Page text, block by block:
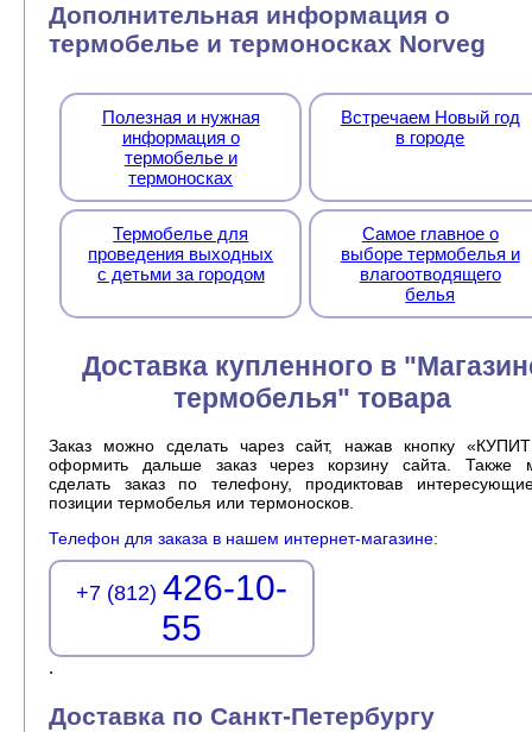
Дополнительная информация о
термобелье и термоносках Norveg
Полезная и нужная
информация о
термобелье и
термоносках
Встречаем Новый год
в городе
Термобелье для
проведения выходных
с детьми за городом
Самое главное о
выборе термобелья и
влагоотводящего
белья
Доставка купленного в
термобелья" товара
Заказ можно сделать чарез сайт, нажав кнопку
оформить дальше заказ через корзину сайта. Также
сделать заказ по телефону, продиктовав
позиции термобелья или термоносков.
Телефон для заказа в нашем интернет-магазине:
+7 (812) 426-10-
55
.
Доставка по Санкт-Петербургу